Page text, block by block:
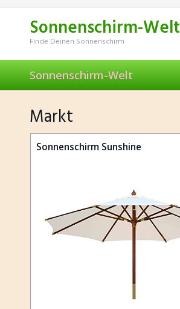
Sonnenschirm-Welt
Finde Deinen Sonnenschirm
Sonnenschirm-Welt
Markt
Sonnenschirm Sunshine